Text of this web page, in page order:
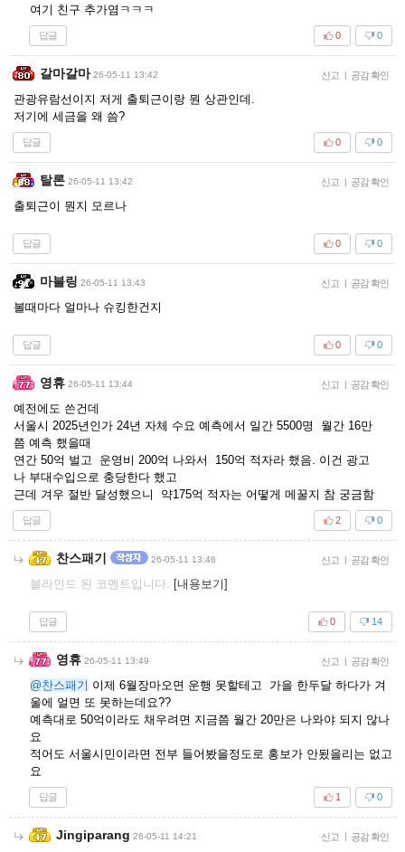
여기 친구 추가염ㅋㅋㅋ
답글 0
0
갈마갈마 26-05-11 13:42 신고 | 공감 확인
관광유람선이지 저게 출퇴근이랑 뭔 상관인데.
저기에 세금을 왜 씀?
답글 0
0
탈론 26-05-11 13:42 신고 | 공감 확인
출퇴근이 뭔지 모르나
답글 0
0
마블링 26-05-11 13:43 신고 | 공감 확인
볼때마다 얼마나 슈킹한건지
답글 0
0
영휴 26-05-11 13:44 신고 | 공감 확인
예전에도 쓴건데
서울시 2025년인가 24년 자체 수요 예측에서 일간 5500명 월간 16만
쯤 예측 했을때
연간 50억 벌고 운영비 200억 나와서 150억 적자라 했음. 이건 광고
나 부대수입으로 충당한다 했고
근데 겨우 절반 달성했으니 약175억 적자는 어떻게 메꿀지 참 궁금함
답글 0
2
찬스패기 26-05-11 13:46 신고 | 공감 확인
블라인드 된 코멘트입니다. [내용보기]
답글 14
0
영휴 26-05-11 13:49 신고 | 공감 확인
@찬스패기 이제 6월장마오면 운행 못할테고 가을 한두달 하다가 겨
울에 얼면 또 못하는데요??
예측대로 50억이라도 채우려면 지금쯤 월간 20만은 나와야 되지 않나
요
적어도 서울시민이라면 전부 들어봤을정도로 홍보가 안됬을리는 없고
요
답글 0
1
Jingiparang 26-05-11 14:21 신고 | 공감 확인